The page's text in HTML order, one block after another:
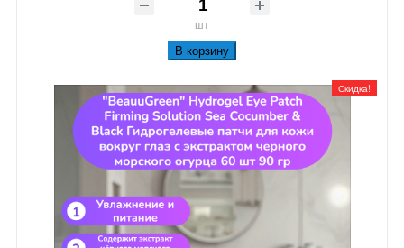
шт
В корзину
Скидка!